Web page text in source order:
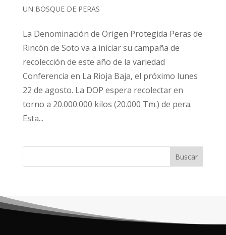
UN BOSQUE DE PERAS
La Denominación de Origen Protegida Peras de
Rincón de Soto va a iniciar su campaña de
recolección de este año de la variedad
Conferencia en La Rioja Baja, el próximo lunes
22 de agosto. La DOP espera recolectar en
torno a 20.000.000 kilos (20.000 Tm.) de pera.
Esta...
Buscar